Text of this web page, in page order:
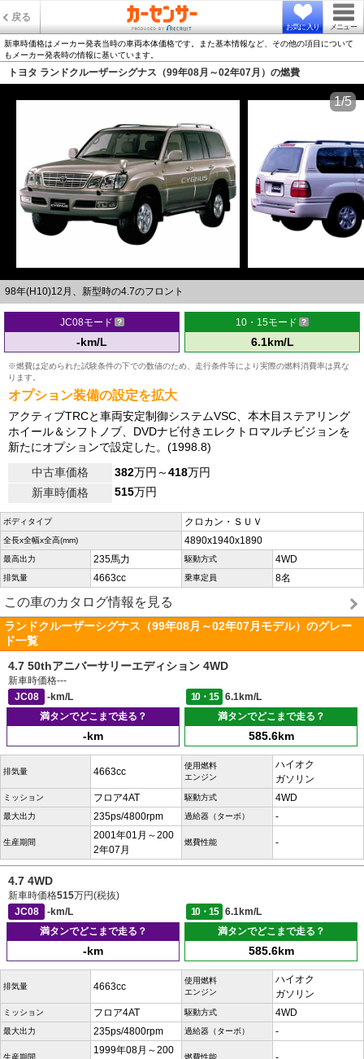
戻る
お気に入り メニュー
新車時価格はメーカー発表当時の車両本体価格です。また基本情報など、その他の項目について
もメーカー発表時の情報に基いています。
トヨタ ランドクルーザーシグナス（99年08月～02年07月）の燃費
98年(H10)12月、新型時の4.7のフロント
1/5
JC08モード
-km/L
10・15モード
6.1km/L
※燃費は定められた試験条件の下での数値のため、走行条件等により実際の燃料消費率は異な
ります。
オプション装備の設定を拡大
アクティブTRCと車両安定制御システムVSC、本木目ステアリング
ホイール＆シフトノブ、DVDナビ付きエレクトロマルチビジョンを
新たにオプションで設定した。(1998.8)
中古車価格
382万円～418万円
新車時価格
515万円
ボディタイプ クロカン・ＳＵＶ
全長x全幅x全高(mm) 4890x1940x1890
最高出力 235馬力 駆動方式 4WD
排気量 4663cc 乗車定員 8名
この車のカタログ情報を見る
ランドクルーザーシグナス（99年08月～02年07月モデル）のグレー
ド一覧
4.7 50thアニバーサリーエディション 4WD
新車時価格---
JC08
-km/L 10・15
6.1km/L
満タンでどこまで走る？
-km
満タンでどこまで走る？
585.6km
排気量 4663cc
使用燃料
エンジン
ハイオク
ガソリン
ミッション フロア4AT 駆動方式 4WD
最大出力 235ps/4800rpm 過給器（ターボ） -
生産期間
2001年01月～200
2年07月
燃費性能 -
4.7 4WD
新車時価格515万円(税抜)
JC08
-km/L 10・15
6.1km/L
満タンでどこまで走る？
-km
満タンでどこまで走る？
585.6km
排気量 4663cc
使用燃料
エンジン
ハイオク
ガソリン
ミッション フロア4AT 駆動方式 4WD
最大出力 235ps/4800rpm 過給器（ターボ） -
生産期間
1999年08月～200
燃費性能